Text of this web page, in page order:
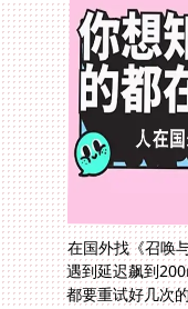
在国外找《召唤
遇到延迟飙到
都要重试好几次
是跨境网络传输
国服服务器，信
易被拥堵或干扰
召唤与合成加
《一念逍遥》的
争》不再卡顿的